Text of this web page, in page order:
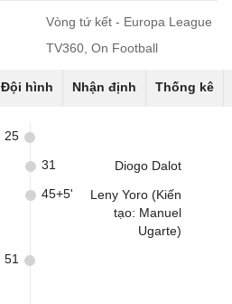
Vòng tứ kết - Europa League
TV360, On Football
Đội hình Nhận định Thống kê
25
Diogo Dalot
31
Leny Yoro (Kiến
tạo: Manuel
Ugarte)
45+5'
51